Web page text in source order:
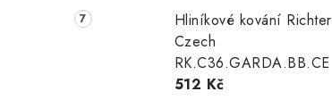
Hliníkové kování Richter
Czech
RK.C36.GARDA.BB.CE
512 Kč